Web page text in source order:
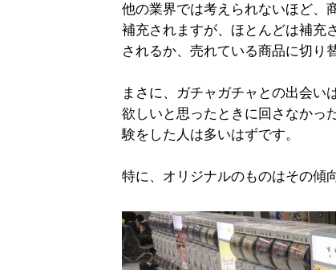
他の業界では考えられないほど、
補充されますが、ほとんどは補充
されるか、売れている商品に切り
まさに、ガチャガチャとの出会い
欲しいと思ったときに回さなかっ
験をした人は多いはずです。
特に、オリジナルのものはその傾